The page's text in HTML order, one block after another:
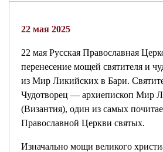
22 мая 2025
22 мая Русская Православная
перенесение мощей святителя и
из Мир Ликийских в Бари.
Чудотворец — архиепископ Мир
(Византия), один из самых
Православной Церкви святых.
Изначально мощи великого